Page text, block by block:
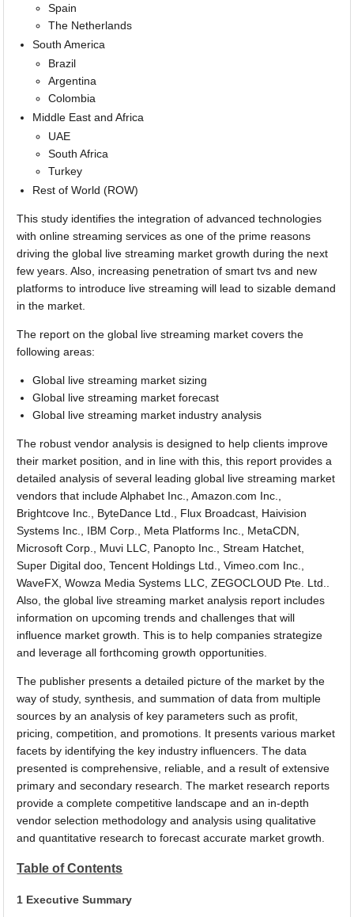
Spain
The Netherlands
South America
Brazil
Argentina
Colombia
Middle East and Africa
UAE
South Africa
Turkey
Rest of World (ROW)
This study identifies the integration of advanced technologies
with online streaming services as one of the prime reasons
driving the global live streaming market growth during the next
few years. Also, increasing penetration of smart tvs and new
platforms to introduce live streaming will lead to sizable demand
in the market.
The report on the global live streaming market covers the
following areas:
Global live streaming market sizing
Global live streaming market forecast
Global live streaming market industry analysis
The robust vendor analysis is designed to help clients improve
their market position, and in line with this, this report provides a
detailed analysis of several leading global live streaming market
vendors that include Alphabet Inc., Amazon.com Inc.,
Brightcove Inc., ByteDance Ltd., Flux Broadcast, Haivision
Systems Inc., IBM Corp., Meta Platforms Inc., MetaCDN,
Microsoft Corp., Muvi LLC, Panopto Inc., Stream Hatchet,
Super Digital doo, Tencent Holdings Ltd., Vimeo.com Inc.,
WaveFX, Wowza Media Systems LLC, ZEGOCLOUD Pte. Ltd..
Also, the global live streaming market analysis report includes
information on upcoming trends and challenges that will
influence market growth. This is to help companies strategize
and leverage all forthcoming growth opportunities.
The publisher presents a detailed picture of the market by the
way of study, synthesis, and summation of data from multiple
sources by an analysis of key parameters such as profit,
pricing, competition, and promotions. It presents various market
facets by identifying the key industry influencers. The data
presented is comprehensive, reliable, and a result of extensive
primary and secondary research. The market research reports
provide a complete competitive landscape and an in-depth
vendor selection methodology and analysis using qualitative
and quantitative research to forecast accurate market growth.
Table of Contents
1 Executive Summary